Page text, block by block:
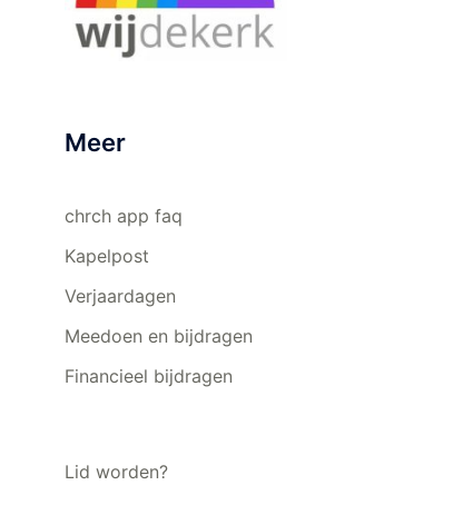
Meer
chrch app faq
Kapelpost
Verjaardagen
Meedoen en bijdragen
Financieel bijdragen
Lid worden?